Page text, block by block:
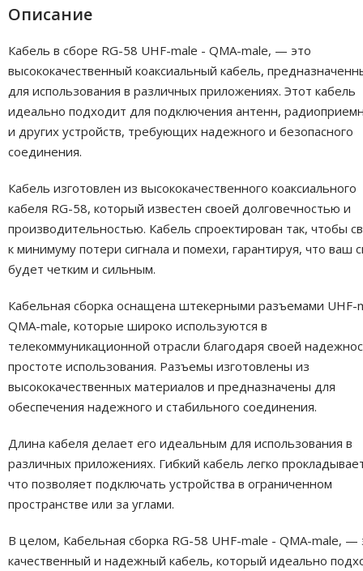
Описание
Кабель в сборе RG-58 UHF-male - QMA-male, — это
высококачественный коаксиальный кабель,
для использования в различных приложениях. Этот кабель
идеально подходит для подключения антенн,
и других устройств, требующих надежного и безопасного
соединения.
Кабель изготовлен из высококачественного коаксиального
кабеля RG-58, который известен своей долговечностью и
производительностью. Кабель спроектирован так, чтобы
к минимуму потери сигнала и помехи, гарантируя, что ваш
будет четким и сильным.
Кабельная сборка оснащена штекерными разъемами UHF-
QMA-male, которые широко используются в
телекоммуникационной отрасли благодаря своей
простоте использования. Разъемы изготовлены из
высококачественных материалов и предназначены для
обеспечения надежного и стабильного соединения.
Длина кабеля делает его идеальным для использования в
различных приложениях. Гибкий кабель легко
что позволяет подключать устройства в ограниченном
пространстве или за углами.
В целом, Кабельная сборка RG-58 UHF-male - QMA-male, —
качественный и надежный кабель, который идеально